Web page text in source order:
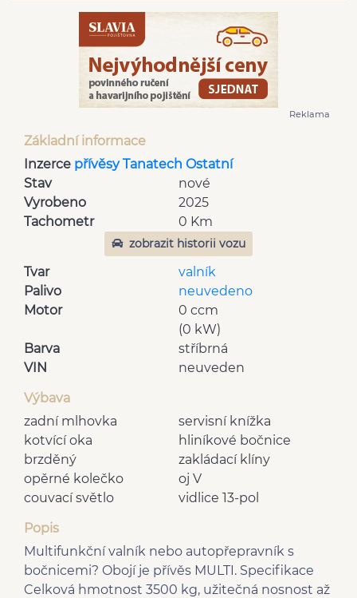
Reklama
Základní informace
Inzerce přívěsy Tanatech Ostatní
Stav
nové
Vyrobeno
2025
Tachometr
0 Km
zobrazit historii vozu
Tvar
valník
Palivo
neuvedeno
Motor
0 ccm
(0 kW)
Barva
stříbrná
VIN
neuveden
Výbava
servisní knížka
zadní mlhovka
hliníkové bočnice
kotvící oka
zakládací klíny
brzděný
oj V
opěrné kolečko
vidlice 13-pol
couvací světlo
Popis
Multifunkční valník nebo autopřepravník s
bočnicemi? Obojí je přívěs MULTI. Specifikace
Celková hmotnost 3500 kg, užitečná nosnost až